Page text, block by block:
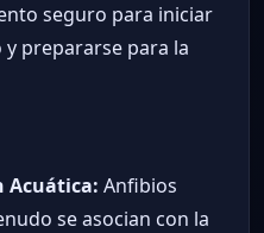
seguro para iniciar
prepararse para la
Acuática: Anfibios
se asocian con la